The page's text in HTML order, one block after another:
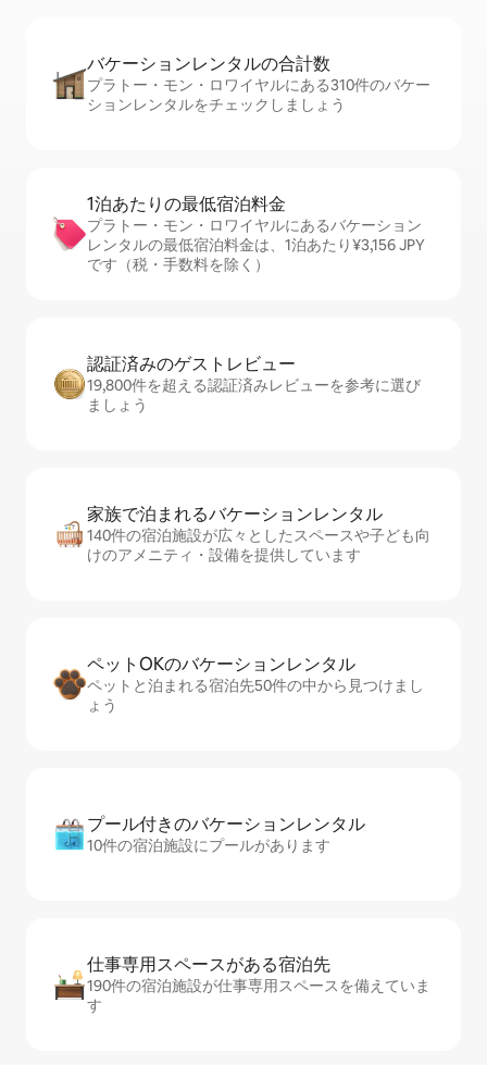
バケーションレ⁠ン⁠タ⁠ル⁠の合⁠計⁠数
プラトー・モン・ロワイヤルにある310件のバケー
ションレンタルをチェックしましょう
1泊あたりの最⁠低⁠宿⁠泊⁠料⁠金
プラトー・モン・ロワイヤルにあるバケーション
レンタルの最低宿泊料金は、1泊あたり¥3,156 JPY
です（税・手数料を除く）
認証済みのゲ⁠ス⁠ト⁠レ⁠ビ⁠ュ⁠ー
19,800件を超える認証済みレビューを参考に選び
ましょう
家族で泊まれるバ⁠ケ⁠ー⁠シ⁠ョ⁠ンレ⁠ン⁠タ⁠ル
140件の宿泊施設が広々としたスペースや子ども向
けのアメニティ・設備を提供しています
ペットOKのバ⁠ケ⁠ー⁠シ⁠ョ⁠ンレ⁠ン⁠タ⁠ル
ペットと泊まれる宿泊先50件の中から見つけまし
ょう
プール付きのバ⁠ケ⁠ー⁠シ⁠ョ⁠ンレ⁠ン⁠タ⁠ル
10件の宿泊施設にプールがあります
仕事専用ス⁠ペ⁠ー⁠スがあ⁠る宿⁠泊⁠先
190件の宿泊施設が仕事専用スペースを備えていま
す